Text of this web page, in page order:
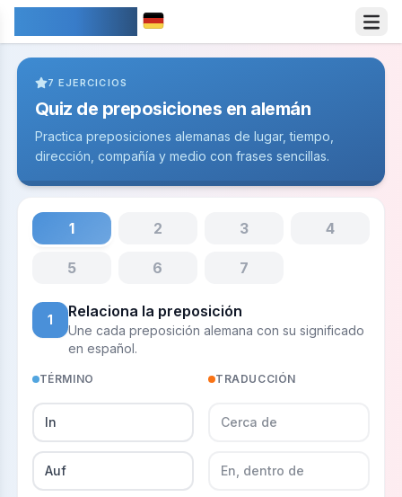
7 EJERCICIOS
Quiz de preposiciones en alemán
Practica preposiciones alemanas de lugar, tiempo,
dirección, compañía y medio con frases sencillas.
1 2 3 4
5 6 7
1 Relaciona la preposición
Une cada preposición alemana con su significado
en español.
TÉRMINO
In
Auf
TRADUCCIÓN
Cerca de
En, dentro de